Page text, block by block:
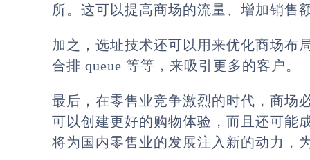
所。这可以提高商场的流量、增加销售
加之，选址技术还可以用来优化商场布
合排 queue 等等，来吸引更多的客户。
最后，在零售业竞争激烈的时代，商场
可以创建更好的购物体验，而且还可能
将为国内零售业的发展注入新的动力，